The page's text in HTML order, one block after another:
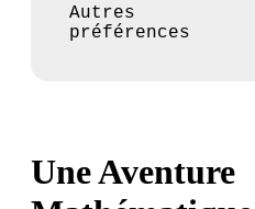
Autres
préférences
Une Aventure